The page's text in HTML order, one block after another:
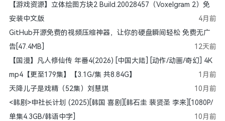
【游戏资源】立体绘图方块2 Build.20028457（Voxelgram 2）免
安装中文版
4月前
GitHub开源免费的视频压缩神器，让你的硬盘瞬间轻松 免费无广
告[47.4MB]
12天前
【国漫】凡人修仙传 年番4(2026) [中国大陆] [动作/动画/奇幻] 4K
mp4【更至179集】【3.1G/集 共8.84G】
1月前
天降儿子是戏精（52集）刘慧琪
10月前
<韩剧>申社长计划 (2025)[韩国 喜剧][韩石圭 裴贤圣 李来][1080P/
单集4.3GB/韩语中字]
10月前